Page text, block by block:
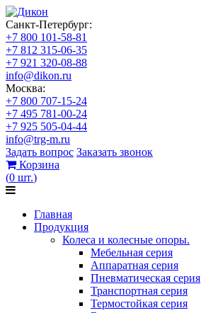
Санкт-Петербург:
+7 800 101-58-81
+7 812 315-06-35
+7 921 320-08-88
info@dikon.ru
Москва:
+7 800 707-15-24
+7 495 781-00-24
+7 925 505-04-44
info@trg-m.ru
Задать вопрос Заказать звонок
Корзина
(0 шт.)
Главная
Продукция
Колеса и колесные опоры.
Мебельная серия
Аппаратная серия
Пневматическая серия
Транспортная серия
Термостойкая серия